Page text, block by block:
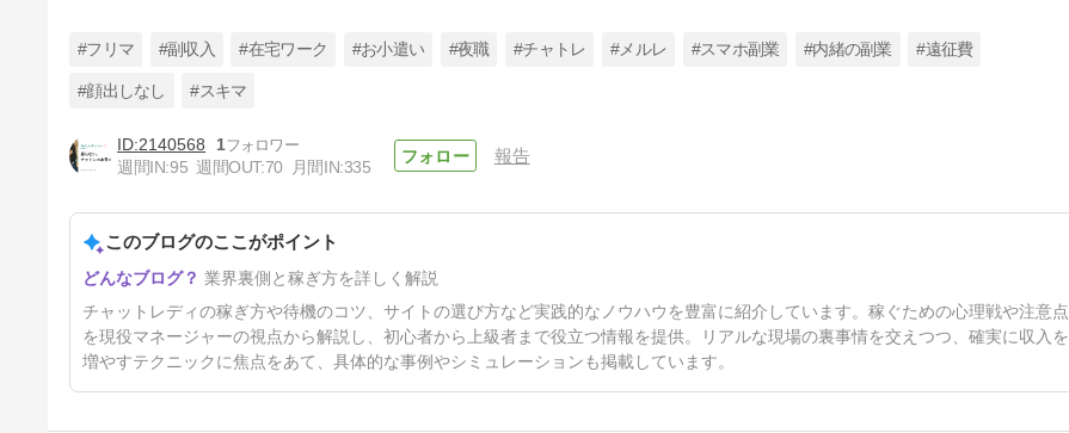
チャトレの常識を覆す!?
DXLIVEの待機が最少と言える
#フリマ #副収入 #在宅ワーク #お小遣い #夜職 #チャトレ #メルレ #スマホ副業 #内緒の副業 #遠征費
#顔出しなし #スキマ
2140568
1
週間IN:95 週間OUT:70 月間IN:335
報告
このブログのここがポイント
業界裏側と稼ぎ方を詳しく解説
チャットレディの稼ぎ方や待機のコツ、サイトの選び方など実践的なノウハウを豊富に紹介しています。稼ぐための心理戦や注意点
を現役マネージャーの視点から解説し、初心者から上級者まで役立つ情報を提供。リアルな現場の裏事情を交えつつ、確実に収入を
増やすテクニックに焦点をあて、具体的な事例やシミュレーションも掲載しています。